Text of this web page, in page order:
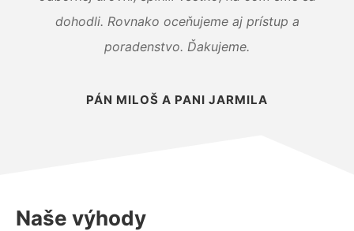
dohodli. Rovnako oceňujeme aj prístup a
poradenstvo. Ďakujeme.
PÁN MILOŠ A PANI JARMILA
Naše výhody